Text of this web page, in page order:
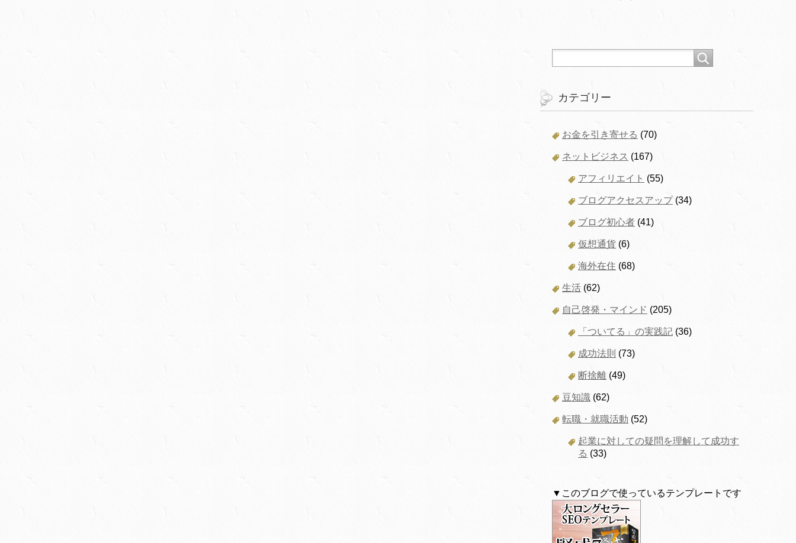
カテゴリー
お金を引き寄せる (70)
ネットビジネス (167)
アフィリエイト (55)
ブログアクセスアップ(34)
ブログ初心者 (41)
仮想通貨 (6)
海外在住 (68)
生活 (62)
自己啓発・マインド (205)
「ついてる」の実践記 (36)
成功法則 (73)
断捨離 (49)
豆知識 (62)
転職・就職活動 (52)
起業に対しての疑問を理解して成功す
る (33)
▼このブログで使っているテンプレートです